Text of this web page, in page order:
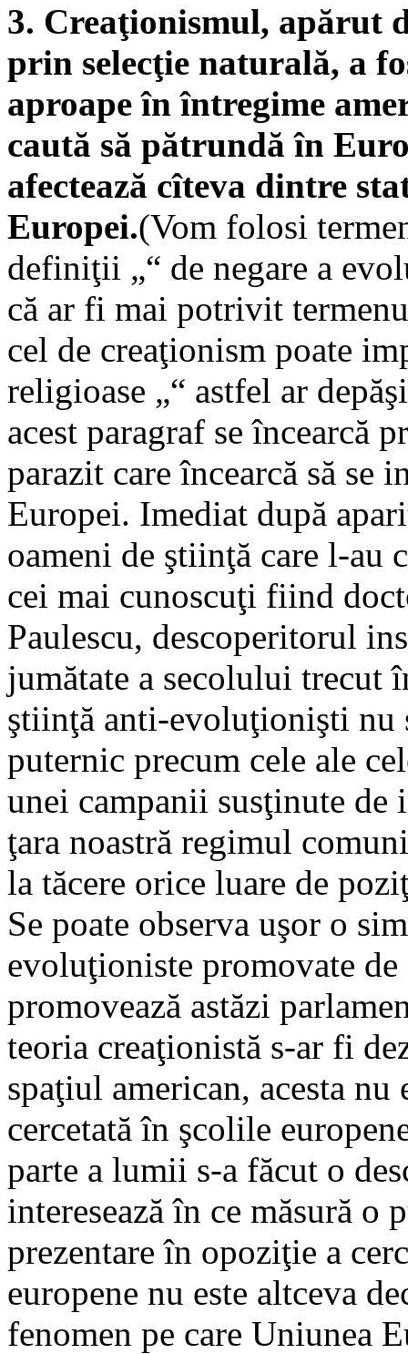
3. Creaţionismul, apărut
prin selecţie naturală, a
aproape în întregime
caută să pătrundă în
afectează cîteva dintre
Europei.(Vom folosi
definiţii „“ de negare a
că ar fi mai potrivit
cel de creaţionism poate
religioase „“ astfel ar
acest paragraf se încearcă
parazit care încearcă să se
Europei. Imediat după
oameni de ştiinţă care l-au
cei mai cunoscuţi fiind
Paulescu, descoperitorul
jumătate a secolului trecut
ştiinţă anti-evoluţionişti nu
puternic precum cele ale
unei campanii susţinute
ţara noastră regimul
la tăcere orice luare de
Se poate observa uşor o
evoluţioniste promovate
promovează astăzi
teoria creaţionistă s-ar fi
spaţiul american, acesta
cercetată în şcolile
parte a lumii s-a făcut o
interesează în ce măsură o
prezentare în opoziţie a
europene nu este altceva
fenomen pe care Uniunea